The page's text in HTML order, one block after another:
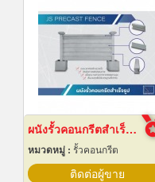
ผนังรั้วคอนกรีตสำเร็จรูป
หมวดหมู่ : รั้วคอนกรีต
ติดต่อผู้ขาย